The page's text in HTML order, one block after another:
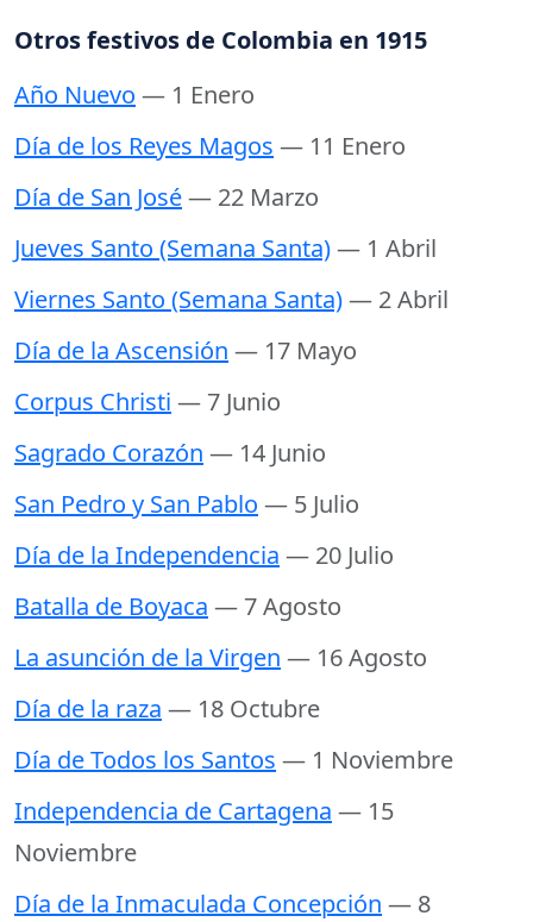
Otros festivos de Colombia en 1915
Año Nuevo — 1 Enero
Día de los Reyes Magos — 11 Enero
Día de San José— 22 Marzo
Jueves Santo (Semana Santa)— 1 Abril
Viernes Santo (Semana Santa)— 2 Abril
Día de la Ascensión — 17 Mayo
Corpus Christi — 7 Junio
Sagrado Corazón — 14 Junio
San Pedro y San Pablo — 5 Julio
Día de la Independencia — 20 Julio
Batalla de Boyaca — 7 Agosto
La asunción de la Virgen — 16 Agosto
Día de la raza — 18 Octubre
Día de Todos los Santos — 1 Noviembre
Independencia de Cartagena — 15
Noviembre
Día de la Inmaculada Concepción — 8